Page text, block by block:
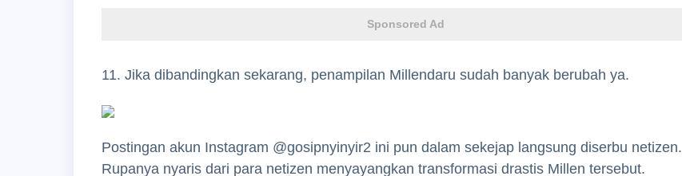
Sponsored Ad
11. Jika dibandingkan sekarang, penampilan Millendaru sudah banyak berubah ya.
Postingan akun Instagram @gosipnyinyir2 ini pun dalam sekejap langsung diserbu netizen.
Rupanya nyaris dari para netizen menyayangkan transformasi drastis Millen tersebut.